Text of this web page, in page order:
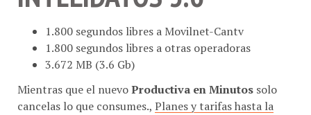
1.800 segundos libres a otras operadoras
3.672 MB (3.6 Gb)
Mientras que el nuevoProductiva en Minutos
cancelas lo que consumes.,Planes y tarifas hasta la
fecha (Diciembre 2021)